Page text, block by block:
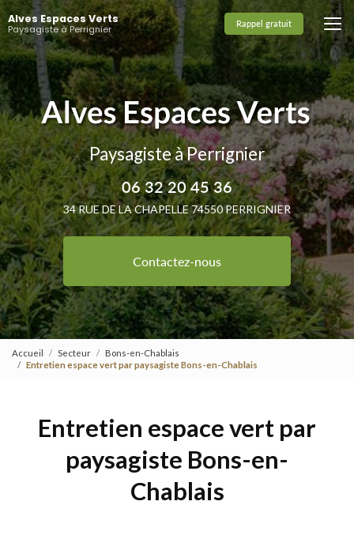
Aller
au
contenu
principal
Alves Espaces Verts
Paysagiste à Perrignier Rappel gratuit
Paysagiste à Perrignier
06 32 20 45 36
34 RUE DE LA CHAPELLE 74550 PERRIGNIER
Contactez-nous
Accueil Secteur
Bons-en-Chablais
Entretien espace vert par paysagiste Bons-en-Chablais
Entretien espace vert par
paysagiste Bons-en-
Chablais